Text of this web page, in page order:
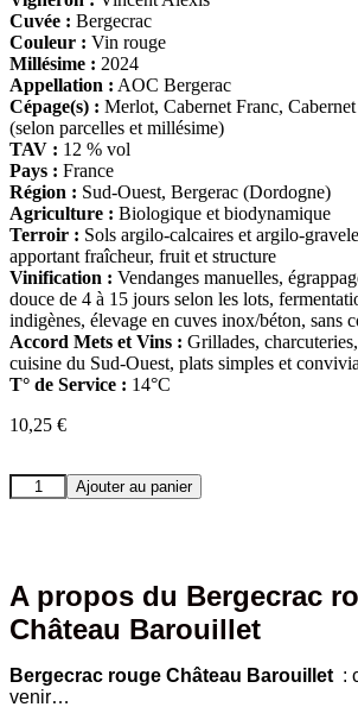
Cuvée : Bergecrac
Couleur : Vin rouge
Millésime : 2024
Appellation : AOC Bergerac
Cépage(s) : Merlot, Cabernet Franc,
(selon parcelles et millésime)
TAV : 12 % vol
Pays : France
Région : Sud-Ouest, Bergerac (Dordogne)
Agriculture : Biologique et biodynamique
Terroir : Sols argilo-calcaires et argilo-
apportant fraîcheur, fruit et structure
Vinification : Vendanges manuelles,
douce de 4 à 15 jours selon les lots,
indigènes, élevage en cuves inox/béton, sans
Accord Mets et Vins : Grillades,
cuisine du Sud-Ouest, plats simples et
T° de Service : 14°C
10,25 €
quantité
de
Barouillet
Ajouter au panier
A propos du Bergecrac
Château Barouillet
Bergecrac rouge Château Barouillet :
venir…